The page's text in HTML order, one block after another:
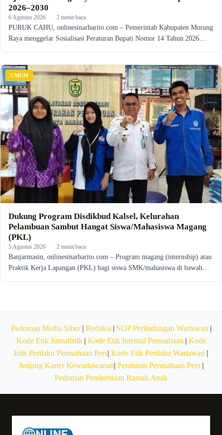
2026–2030
6 Agustus 2026 · 2 menit baca
PURUK CAHU, onlinesinarbarito.com – Pemerintah Kabupaten Murung
Raya menggelar Sosialisasi Peraturan Bupati Nomor 14 Tahun 2026…
UMUM
Dukung Program Disdikbud Kalsel, Kelurahan
Pelambuan Sambut Hangat Siswa/Mahasiswa Magang
(PKL)
5 Agustus 2026 · 2 menit baca
Banjarmasin, onlinesinarbarito.com – Program magang (internship) atau
Praktik Kerja Lapangan (PKL) bagi siswa SMK/mahasiswa di bawah…
Pedoman Media Siber| Redaksi | SOP Perlindungan Wartawan |
Kode Etik Jurnalistik| Kode Etik Internal Perusahaan | Kode
Etik Perilaku Perusahaan Pers| Kode Etik Perilaku Wartawan |
Jenjang Karier Kewartawanan| Peraturan Perusahaan Pers|
Pedoman Pemberitaan Ramah Anak